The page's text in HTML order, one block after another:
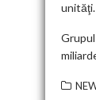
unităţi.